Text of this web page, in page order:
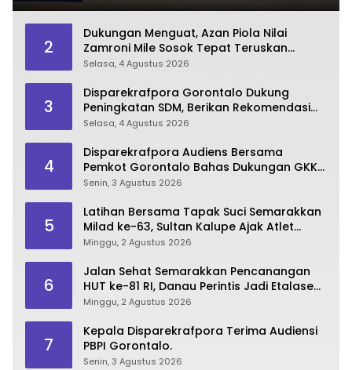
2
Dukungan Menguat, Azan Piola Nilai
Zamroni Mile Sosok Tepat Teruskan
Pembangunan Bone Bolango
Selasa, 4 Agustus 2026
3
Disparekrafpora Gorontalo Dukung
Peningkatan SDM, Berikan Rekomendasi
Studi S3 bagi Pegawai
Selasa, 4 Agustus 2026
4
Disparekrafpora Audiens Bersama
Pemkot Gorontalo Bahas Dukungan GKK
2026
Senin, 3 Agustus 2026
5
Latihan Bersama Tapak Suci Semarakkan
Milad ke-63, Sultan Kalupe Ajak Atlet
Lestarikan Budaya Bela Diri
Minggu, 2 Agustus 2026
6
Jalan Sehat Semarakkan Pencanangan
HUT ke-81 RI, Danau Perintis Jadi Etalase
Wisata Gorontalo
Minggu, 2 Agustus 2026
7
Kepala Disparekrafpora Terima Audiensi
PBPI Gorontalo.
Senin, 3 Agustus 2026